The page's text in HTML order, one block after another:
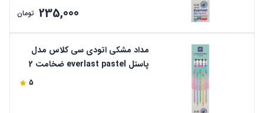
235,000 تومان
مداد مشکی اتودی سی کلاس مدل
پاستل everlast pastel ضخامت 2
5